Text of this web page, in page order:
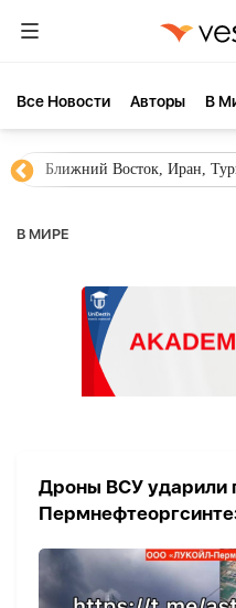
Все Новости Aвторы В
Ближний Восток, Иран,
В МИРЕ
Дроны ВСУ ударили